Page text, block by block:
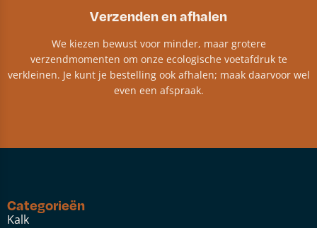
Verzenden en afhalen
We kiezen bewust voor minder, maar grotere
verzendmomenten om onze ecologische voetafdruk te
verkleinen. Je kunt je bestelling ook afhalen; maak daarvoor wel
even een afspraak.
Categorieën
Kalk